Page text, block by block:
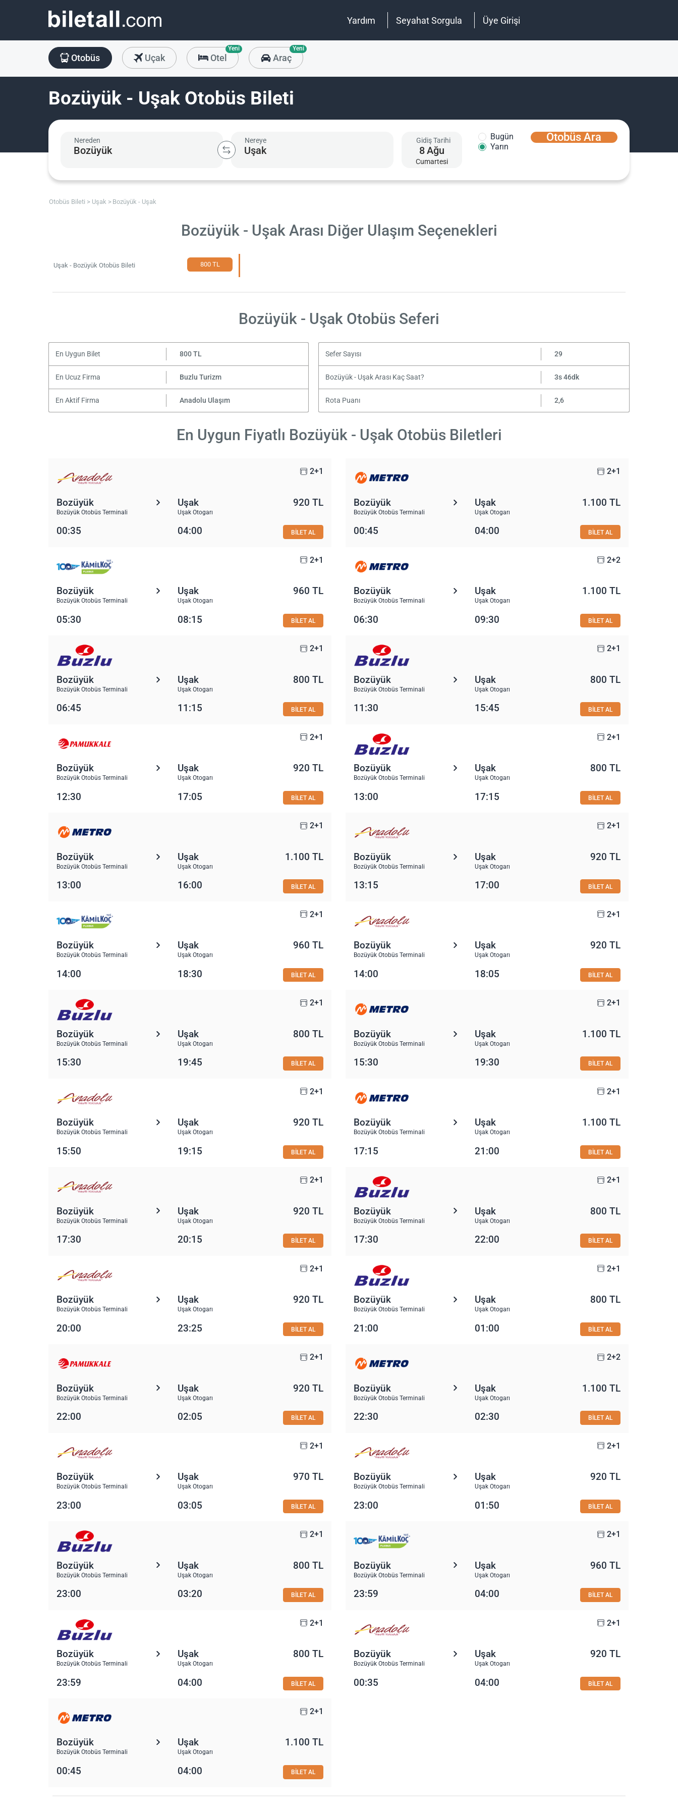
Yardım Seyahat Sorgula Üye Girişi
Otobüs Uçak Otel
Yeni
Araç
Yeni
Bozüyük - Uşak Otobüs Bileti
Nereden Nereye Gidiş Tarihi
8Ağu
Cumartesi
Bugün
Yarın
Otobüs Ara
Otobüs Bileti Uşak Bozüyük - Uşak
Bozüyük - Uşak Arası Diğer Ulaşım Seçenekleri
Uşak - Bozüyük Otobüs Bileti 800 TL
Bozüyük - Uşak Otobüs Seferi
En Uygun Bilet 800 TL Sefer Sayısı 29
En Ucuz Firma Buzlu Turizm Bozüyük - Uşak Arası Kaç Saat? 3s 46dk
En Aktif Firma Anadolu Ulaşım Rota Puanı 2,6
En Uygun Fiyatlı Bozüyük - Uşak Otobüs Biletleri
2+1
Bozüyük
Bozüyük Otobüs Terminali
Uşak
Uşak Otogarı
920 TL
00:35 04:00 BİLET AL
2+1
Bozüyük
Bozüyük Otobüs Terminali
Uşak
Uşak Otogarı
1.100 TL
00:45 04:00 BİLET AL
2+1
Bozüyük
Bozüyük Otobüs Terminali
Uşak
Uşak Otogarı
960 TL
05:30 08:15 BİLET AL
2+2
Bozüyük
Bozüyük Otobüs Terminali
Uşak
Uşak Otogarı
1.100 TL
06:30 09:30 BİLET AL
2+1
Bozüyük
Bozüyük Otobüs Terminali
Uşak
Uşak Otogarı
800 TL
06:45 11:15 BİLET AL
2+1
Bozüyük
Bozüyük Otobüs Terminali
Uşak
Uşak Otogarı
800 TL
11:30 15:45 BİLET AL
2+1
Bozüyük
Bozüyük Otobüs Terminali
Uşak
Uşak Otogarı
920 TL
12:30 17:05 BİLET AL
2+1
Bozüyük
Bozüyük Otobüs Terminali
Uşak
Uşak Otogarı
800 TL
13:00 17:15 BİLET AL
2+1
Bozüyük
Bozüyük Otobüs Terminali
Uşak
Uşak Otogarı
1.100 TL
13:00 16:00 BİLET AL
2+1
Bozüyük
Bozüyük Otobüs Terminali
Uşak
Uşak Otogarı
920 TL
13:15 17:00 BİLET AL
2+1
Bozüyük
Bozüyük Otobüs Terminali
Uşak
Uşak Otogarı
960 TL
14:00 18:30 BİLET AL
2+1
Bozüyük
Bozüyük Otobüs Terminali
Uşak
Uşak Otogarı
920 TL
14:00 18:05 BİLET AL
2+1
Bozüyük
Bozüyük Otobüs Terminali
Uşak
Uşak Otogarı
800 TL
15:30 19:45 BİLET AL
2+1
Bozüyük
Bozüyük Otobüs Terminali
Uşak
Uşak Otogarı
1.100 TL
15:30 19:30 BİLET AL
2+1
Bozüyük
Bozüyük Otobüs Terminali
Uşak
Uşak Otogarı
920 TL
15:50 19:15 BİLET AL
2+1
Bozüyük
Bozüyük Otobüs Terminali
Uşak
Uşak Otogarı
1.100 TL
17:15 21:00 BİLET AL
2+1
Bozüyük
Bozüyük Otobüs Terminali
Uşak
Uşak Otogarı
920 TL
17:30 20:15 BİLET AL
2+1
Bozüyük
Bozüyük Otobüs Terminali
Uşak
Uşak Otogarı
800 TL
17:30 22:00 BİLET AL
2+1
Bozüyük
Bozüyük Otobüs Terminali
Uşak
Uşak Otogarı
920 TL
20:00 23:25 BİLET AL
2+1
Bozüyük
Bozüyük Otobüs Terminali
Uşak
Uşak Otogarı
800 TL
21:00 01:00 BİLET AL
2+1
Bozüyük
Bozüyük Otobüs Terminali
Uşak
Uşak Otogarı
920 TL
22:00 02:05 BİLET AL
2+2
Bozüyük
Bozüyük Otobüs Terminali
Uşak
Uşak Otogarı
1.100 TL
22:30 02:30 BİLET AL
2+1
Bozüyük
Bozüyük Otobüs Terminali
Uşak
Uşak Otogarı
970 TL
23:00 03:05 BİLET AL
2+1
Bozüyük
Bozüyük Otobüs Terminali
Uşak
Uşak Otogarı
920 TL
23:00 01:50 BİLET AL
2+1
Bozüyük
Bozüyük Otobüs Terminali
Uşak
Uşak Otogarı
800 TL
23:00 03:20 BİLET AL
2+1
Bozüyük
Bozüyük Otobüs Terminali
Uşak
Uşak Otogarı
960 TL
23:59 04:00 BİLET AL
2+1
Bozüyük
Bozüyük Otobüs Terminali
Uşak
Uşak Otogarı
800 TL
23:59 04:00 BİLET AL
2+1
Bozüyük
Bozüyük Otobüs Terminali
Uşak
Uşak Otogarı
920 TL
00:35 04:00 BİLET AL
2+1
Bozüyük
Bozüyük Otobüs Terminali
Uşak
Uşak Otogarı
1.100 TL
00:45 04:00 BİLET AL